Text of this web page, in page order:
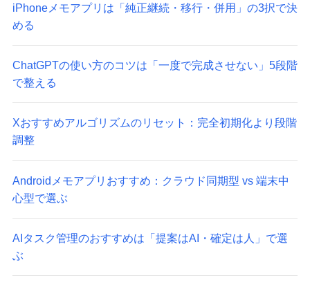
iPhoneメモアプリは「純正継続・移行・併用」の3択で決
める
ChatGPTの使い方のコツは「一度で完成させない」5段階
で整える
Xおすすめアルゴリズムのリセット：完全初期化より段階
調整
Androidメモアプリおすすめ：クラウド同期型 vs 端末中
心型で選ぶ
AIタスク管理のおすすめは「提案はAI・確定は人」で選
ぶ